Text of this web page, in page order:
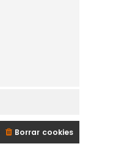
Borrar cookies